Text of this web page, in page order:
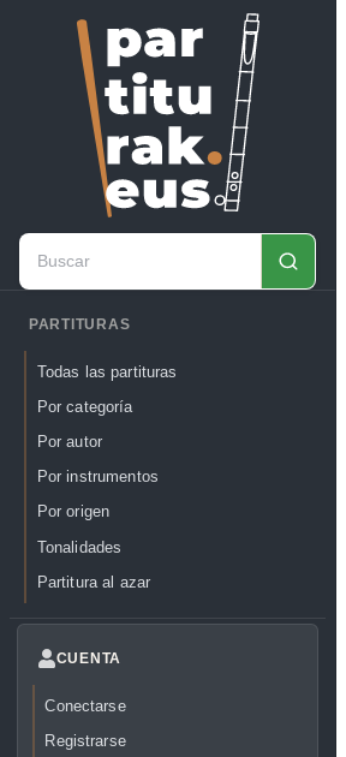
PARTITURAS
Todas las partituras
Por categoría
Por autor
Por instrumentos
Por origen
Tonalidades
Partitura al azar
CUENTA
Conectarse
Registrarse